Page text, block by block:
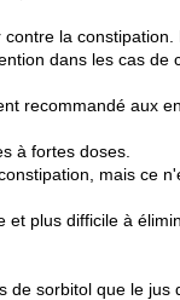
la
dans les cas de
recommandé aux
à fortes doses.
mais ce
plus difficile à
sorbitol que le